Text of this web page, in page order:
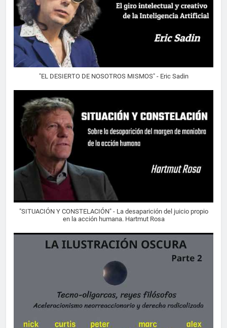
"EL DESIERTO DE NOSOTROS MISMOS" - Eric Sadin
"SITUACIÓN Y CONSTELACIÓN" - La desaparición del juicio propio
en la acción humana. Hartmut Rosa